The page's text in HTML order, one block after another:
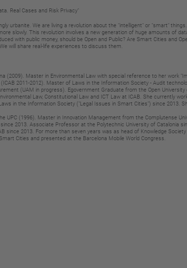
Real Cases and Risk Privacy"
urbanite. We are living a revolution about the "intelligent" or "smart"
slowly. This revolution involves a new generation of huge amounts of
with public money, should be Open and Public? Are Smart Cities and
will share real-life experiences to discuss them.
(2009). Master in Environmental Law with special reference to her work
2011-2012). Master of Laws in the Information Society - Audit
(UAM in progress). Egovernment Graduate from the Open University
Law, Constitutional Law and ICT Law at ICAB. She currently
in the Information Society ("Legal Issues in Smart Cities") since 2013.
UPC (1996). Master in Innovation Management from the Complutense
2013. Associate Professor at the Polytechnic University of Catalonia
since 2013. For more than seven years was as head of Knowledge Society
Cities and presented at the Barcelona Mobile World Congress.